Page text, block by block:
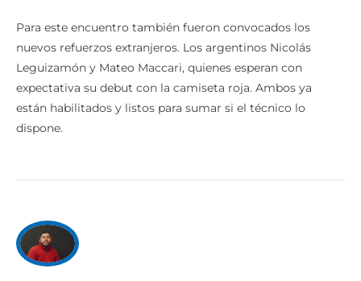
Para este encuentro también fueron convocados los
nuevos refuerzos extranjeros. Los argentinos Nicolás
Leguizamón y Mateo Maccari, quienes esperan con
expectativa su debut con la camiseta roja. Ambos ya
están habilitados y listos para sumar si el técnico lo
dispone.